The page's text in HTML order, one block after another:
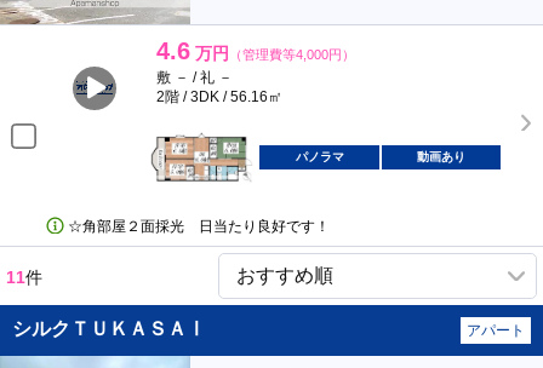
4.6 万円 （管理費等4,000円）
敷 － / 礼 －
2階 / 3DK / 56.16㎡
パノラマ 動画あり
☆角部屋２面採光 日当たり良好です！
11件
シルクＴＵＫＡＳＡⅠ アパート